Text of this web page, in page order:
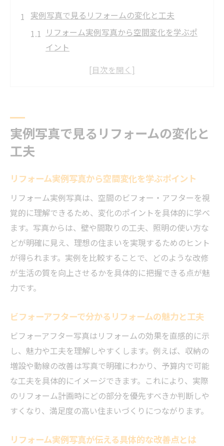
実例写真で見るリフォームの変化と工夫
リフォーム実例写真から空間変化を学ぶポ
イント
ビフォーアフターで分かるリフォームの魅
費用を抑えたリフォーム事例写真の特徴や
工夫
発見
戸建てリフォーム実例写真で理想の住まい
に近づく
おしゃれなリフォーム事例から得るヒント集
おしゃれなリフォーム実例で空間演出の工
夫を知る
リフォーム事例から学ぶセンスアップのポ
践アイデア
実例写真で知るリフォームのおしゃれな素
材選び
戸建てリフォーム事例に見るデザインの工
夫
費用を抑えたおしゃれリフォーム実例のポ
イント
間取り変更に成功したリフォーム実例の魅力
実例写真で見るリフォームの変化と
工夫
リフォーム実例写真から空間変化を学ぶポイント
リフォーム実例写真は、空間のビフォー・アフターを視
覚的に理解できるため、変化のポイントを具体的に学べ
ます。写真からは、壁や間取りの工夫、照明の使い方な
どが明確に見え、理想の住まいを実現するためのヒント
が得られます。実例を比較することで、どのような改修
が生活の質を向上させるかを具体的に把握できる点が魅
力です。
ビフォーアフターで分かるリフォームの魅力と工夫
ビフォーアフター写真はリフォームの効果を直感的に示
し、魅力や工夫を理解しやすくします。例えば、収納の
増設や動線の改善は写真で明確にわかり、予算内で可能
な工夫を具体的にイメージできます。これにより、実際
のリフォーム計画時にどの部分を優先すべきか判断しや
すくなり、満足度の高い住まいづくりにつながります。
リフォーム実例写真が伝える具体的な改善点とは